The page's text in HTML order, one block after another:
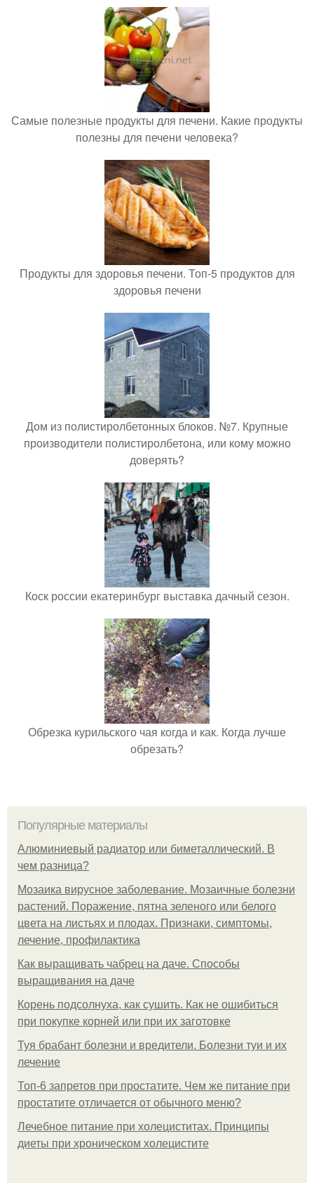
Самые полезные продукты для печени. Какие продукты
полезны для печени человека?
Продукты для здоровья печени. Топ-5 продуктов для
здоровья печени
Дом из полистиролбетонных блоков. №7. Крупные
производители полистиролбетона, или кому можно
доверять?
Коск россии екатеринбург выставка дачный сезон.
Обрезка курильского чая когда и как. Когда лучше
обрезать?
Популярные материалы
Алюминиевый радиатор или биметаллический. В
чем разница?
Мозаика вирусное заболевание. Мозаичные болезни
растений. Поражение, пятна зеленого или белого
цвета на листьях и плодах. Признаки, симптомы,
лечение, профилактика
Как выращивать чабрец на даче. Способы
выращивания на даче
Корень подсолнуха, как сушить. Как не ошибиться
при покупке корней или при их заготовке
Туя брабант болезни и вредители. Болезни туи и их
лечение
Топ-6 запретов при простатите. Чем же питание при
простатите отличается от обычного меню?
Лечебное питание при холециститах. Принципы
диеты при хроническом холецистите